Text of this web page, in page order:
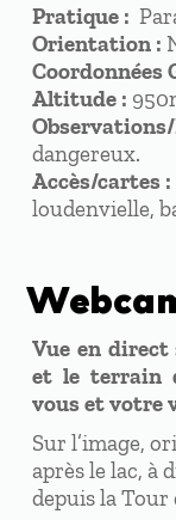
Pratique :
Orientation :
Coordonnées
Altitude :
dangereux.
Accès/cartes :
loudenvielle,
Vue en direct
et le terrain
vous et votre
Sur l’image,
après le lac, à
depuis la Tour